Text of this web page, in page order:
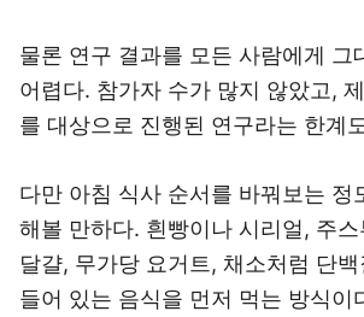
물론 연구 결과를 모든 사람에게 그
어렵다. 참가자 수가 많지 않았고,
를 대상으로 진행된 연구라는 한계
다만 아침 식사 순서를 바꿔보는 정
해볼 만하다. 흰빵이나 시리얼, 주
달걀, 무가당 요거트, 채소처럼 단
들어 있는 음식을 먼저 먹는 방식이